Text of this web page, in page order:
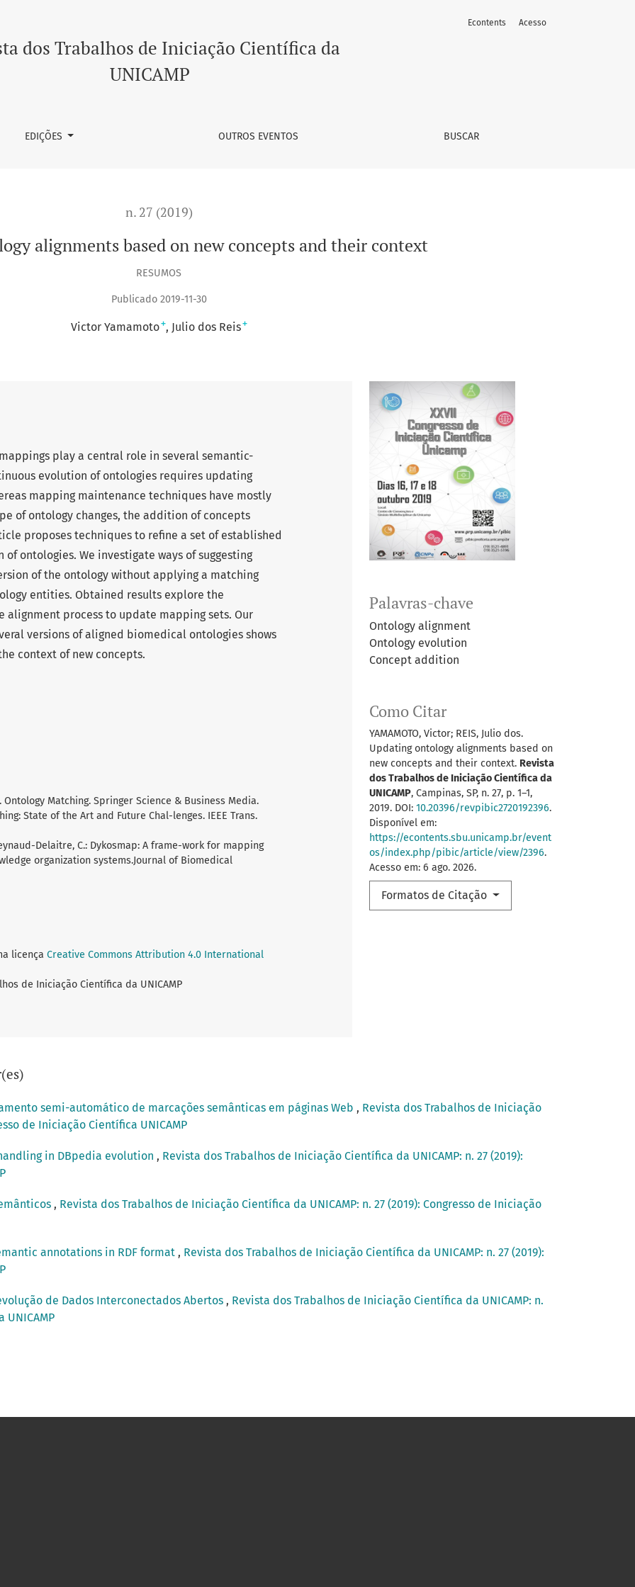
and their context
dos Trabalhos de Iniciação Científica da
UNICAMP
EDIÇÕES OUTROS EVENTOS BUSCAR
Econtents Acesso
n. 27 (2019)
alignments based on new concepts and their context
RESUMOS
Publicado 2019-11-30
Victor Yamamoto+ Julio dos Reis+
Palavras-chave
Ontology alignment
Ontology evolution
Concept addition
Como Citar
YAMAMOTO, Victor; REIS, Julio dos.
Updating ontology alignments based on
new concepts and their context. Revista
dos Trabalhos de Iniciação Científica da
UNICAMP, Campinas, SP, n. 27, p. 1–1,
2019. DOI: 10.20396/revpibic2720192396.
Disponível em:
https://econtents.sbu.unicamp.br/event
os/index.php/pibic/article/view/2396.
Acesso em: 6 ago. 2026.
Formatos de Citação
play a central role in several semantic-
evolution of ontologies requires updating
mapping maintenance techniques have mostly
of ontology changes, the addition of concepts
proposes techniques to refine a set of established
ontologies. We investigate ways of suggesting
of the ontology without applying a matching
entities. Obtained results explore the
alignment process to update mapping sets. Our
versions of aligned biomedical ontologies shows
context of new concepts.
Ontology Matching. Springer Science & Business Media.
State of the Art and Future Chal-lenges. IEEE Trans.
Delaitre, C.: Dykosmap: A frame-work for mapping
organization systems.Journal of Biomedical
licença Creative Commons Attribution 4.0 International
de Iniciação Científica da UNICAMP
semi-automático de marcações semânticas em páginas Web , Revista dos Trabalhos de Iniciação
de Iniciação Científica UNICAMP
in DBpedia evolution , Revista dos Trabalhos de Iniciação Científica da UNICAMP: n. 27 (2019):
, Revista dos Trabalhos de Iniciação Científica da UNICAMP: n. 27 (2019): Congresso de Iniciação
annotations in RDF format , Revista dos Trabalhos de Iniciação Científica da UNICAMP: n. 27 (2019):
de Dados Interconectados Abertos , Revista dos Trabalhos de Iniciação Científica da UNICAMP: n.
UNICAMP